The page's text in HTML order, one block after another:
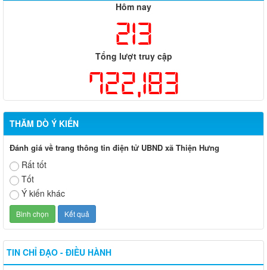
Hôm nay
213
Tổng lượt truy cập
722,183
THĂM DÒ Ý KIẾN
Đánh giá về trang thông tin điện tử UBND xã Thiện Hưng
Rất tốt
Tốt
Ý kiến khác
TIN CHỈ ĐẠO - ĐIỀU HÀNH